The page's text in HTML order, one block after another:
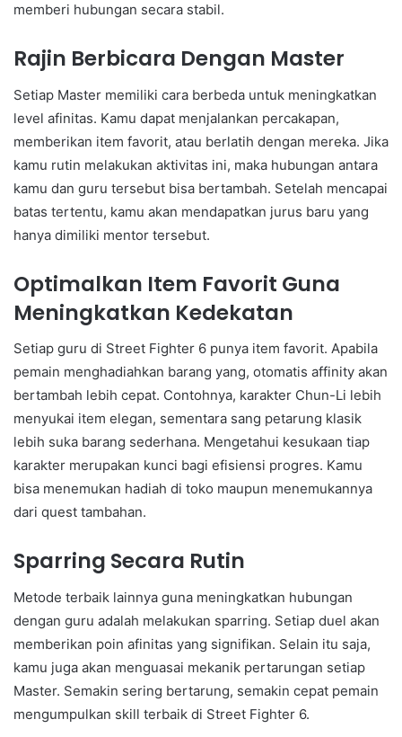
memberi hubungan secara stabil.
Rajin Berbicara Dengan Master
Setiap Master memiliki cara berbeda untuk meningkatkan
level afinitas. Kamu dapat menjalankan percakapan,
memberikan item favorit, atau berlatih dengan mereka. Jika
kamu rutin melakukan aktivitas ini, maka hubungan antara
kamu dan guru tersebut bisa bertambah. Setelah mencapai
batas tertentu, kamu akan mendapatkan jurus baru yang
hanya dimiliki mentor tersebut.
Optimalkan Item Favorit Guna
Meningkatkan Kedekatan
Setiap guru di Street Fighter 6 punya item favorit. Apabila
pemain menghadiahkan barang yang, otomatis affinity akan
bertambah lebih cepat. Contohnya, karakter Chun-Li lebih
menyukai item elegan, sementara sang petarung klasik
lebih suka barang sederhana. Mengetahui kesukaan tiap
karakter merupakan kunci bagi efisiensi progres. Kamu
bisa menemukan hadiah di toko maupun menemukannya
dari quest tambahan.
Sparring Secara Rutin
Metode terbaik lainnya guna meningkatkan hubungan
dengan guru adalah melakukan sparring. Setiap duel akan
memberikan poin afinitas yang signifikan. Selain itu saja,
kamu juga akan menguasai mekanik pertarungan setiap
Master. Semakin sering bertarung, semakin cepat pemain
mengumpulkan skill terbaik di Street Fighter 6.